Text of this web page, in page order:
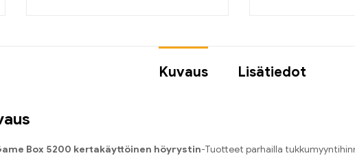
Kuvaus Lisätiedot
Box 5200 kertakäyttöinen höyrystin-Tuotteet parhailla